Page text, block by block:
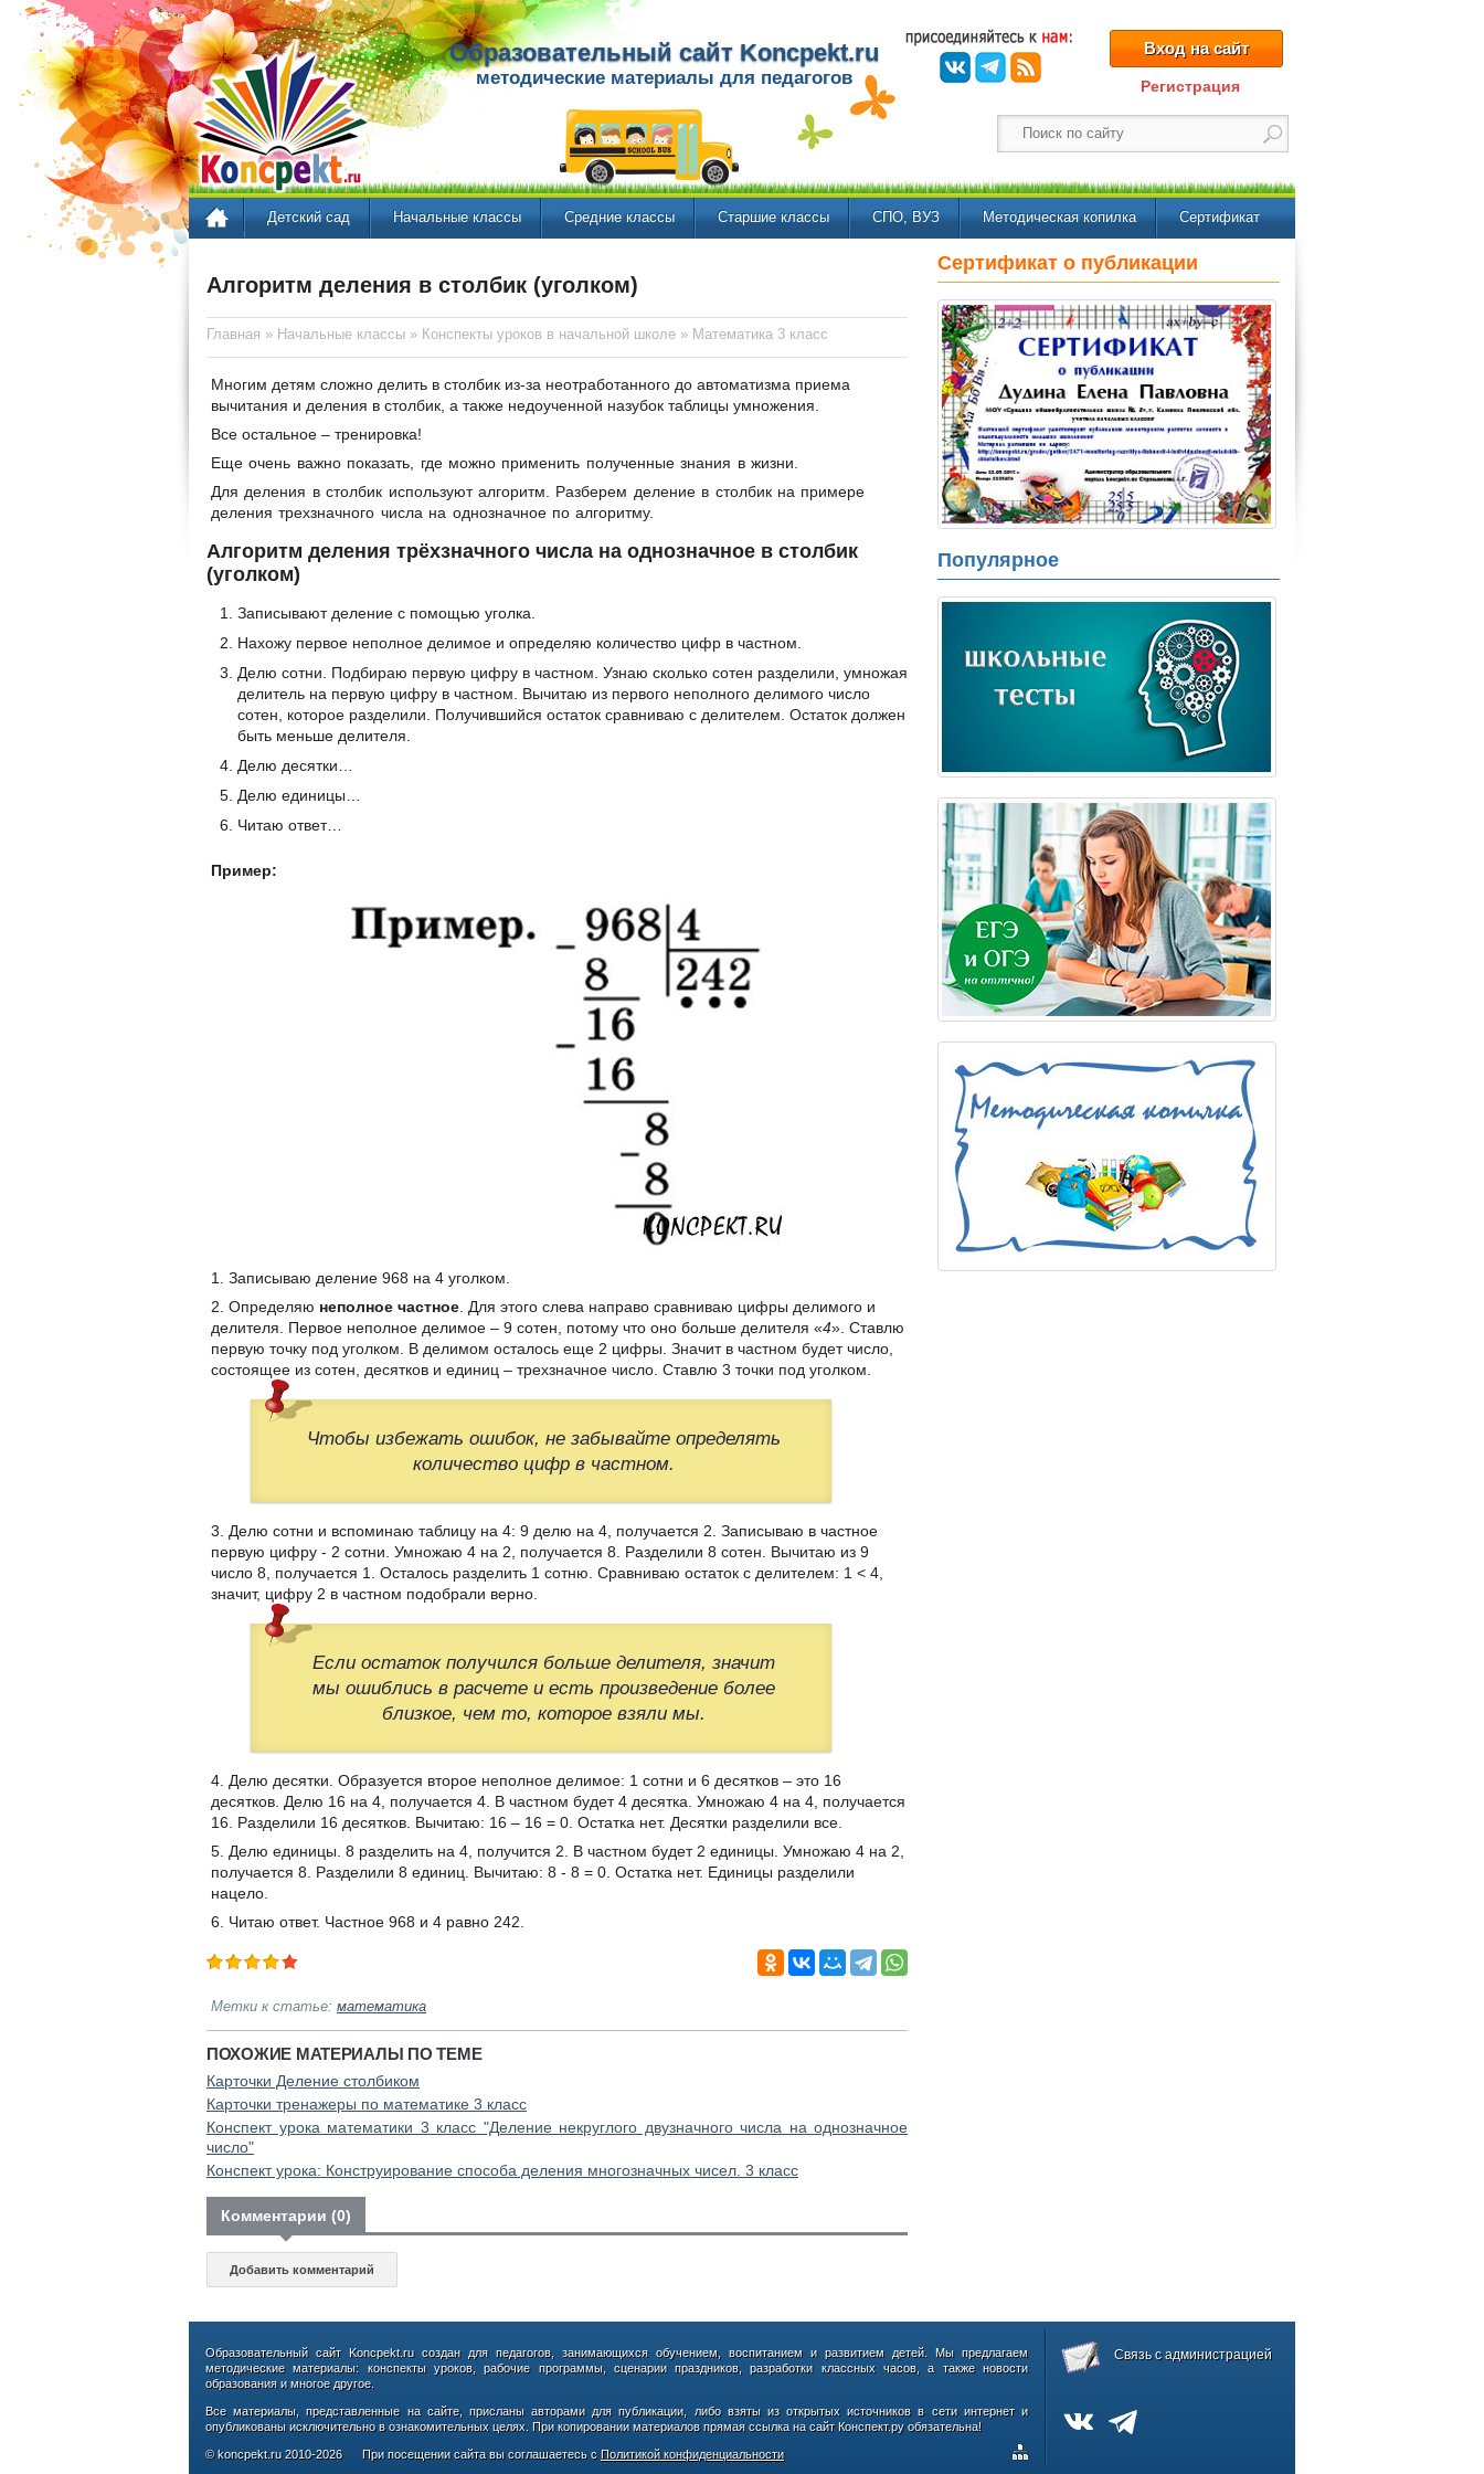
Образовательный сайт Koncpekt.ru
методические материалы для педагогов
Вход на сайт
Регистрация
Детский сад Начальные классы Средние классы Старшие классы СПО, ВУЗ Методическая копилка Сертификат
Алгоритм деления в столбик (уголком)
Главная » Начальные классы » Конспекты уроков в начальной школе » Математика 3 класс
Многим детям сложно делить в столбик из-за неотработанного до автоматизма приема
вычитания и деления в столбик, а также недоученной назубок таблицы умножения.
Все остальное – тренировка!
Еще очень важно показать, где можно применить полученные знания в жизни.
Для деления в столбик используют алгоритм. Разберем деление в столбик на примере
деления трехзначного числа на однозначное по алгоритму.
Алгоритм деления трёхзначного числа на однозначное в столбик
(уголком)
Записывают деление с помощью уголка.
Нахожу первое неполное делимое и определяю количество цифр в частном.
Делю сотни. Подбираю первую цифру в частном. Узнаю сколько сотен разделили, умножая
делитель на первую цифру в частном. Вычитаю из первого неполного делимого число
сотен, которое разделили. Получившийся остаток сравниваю с делителем. Остаток должен
быть меньше делителя.
Делю десятки…
Делю единицы…
Читаю ответ…
Пример:
1. Записываю деление 968 на 4 уголком.
2. Определяю неполное частное. Для этого слева направо сравниваю цифры делимого и
делителя. Первое неполное делимое – 9 сотен, потому что оно больше делителя «4». Ставлю
первую точку под уголком. В делимом осталось еще 2 цифры. Значит в частном будет число,
состоящее из сотен, десятков и единиц – трехзначное число. Ставлю 3 точки под уголком.
Чтобы избежать ошибок, не забывайте определять
количество цифр в частном.
3. Делю сотни и вспоминаю таблицу на 4: 9 делю на 4, получается 2. Записываю в частное
первую цифру - 2 сотни. Умножаю 4 на 2, получается 8. Разделили 8 сотен. Вычитаю из 9
число 8, получается 1. Осталось разделить 1 сотню. Сравниваю остаток с делителем: 1 < 4,
значит, цифру 2 в частном подобрали верно.
Если остаток получился больше делителя, значит
мы ошиблись в расчете и есть произведение более
близкое, чем то, которое взяли мы.
4. Делю десятки. Образуется второе неполное делимое: 1 сотни и 6 десятков – это 16
десятков. Делю 16 на 4, получается 4. В частном будет 4 десятка. Умножаю 4 на 4, получается
16. Разделили 16 десятков. Вычитаю: 16 – 16 = 0. Остатка нет. Десятки разделили все.
5. Делю единицы. 8 разделить на 4, получится 2. В частном будет 2 единицы. Умножаю 4 на 2,
получается 8. Разделили 8 единиц. Вычитаю: 8 - 8 = 0. Остатка нет. Единицы разделили
нацело.
6. Читаю ответ. Частное 968 и 4 равно 242.
Метки к статье: математика
ПОХОЖИЕ МАТЕРИАЛЫ ПО ТЕМЕ
Карточки Деление столбиком
Карточки тренажеры по математике 3 класс
Конспект урока математики 3 класс "Деление некруглого двузначного числа на однозначное
число"
Конспект урока: Конструирование способа деления многозначных чисел. 3 класс
Комментарии (0)
Добавить комментарий
Сертификат о публикации
Популярное
Образовательный сайт Koncpekt.ru создан для педагогов, занимающихся обучением, воспитанием и развитием детей. Мы предлагаем
методические материалы: конспекты уроков, рабочие программы, сценарии праздников, разработки классных часов, а также новости
образования и многое другое.
Все материалы, представленные на сайте, присланы авторами для публикации, либо взяты из открытых источников в сети интернет и
опубликованы исключительно в ознакомительных целях. При копировании материалов прямая ссылка на сайт Конспект.ру обязательна!
© koncpekt.ru2010-2026При посещении сайта вы соглашаетесь с Политикой конфиденциальности
Связь с администрацией